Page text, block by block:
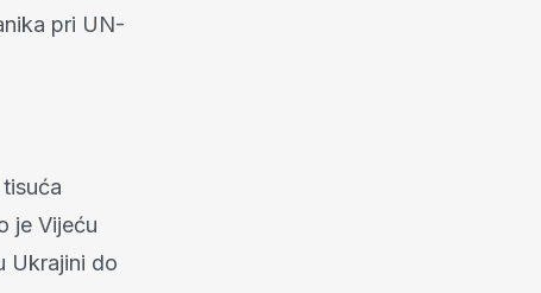
pri UN-
je Vijeću
Ukrajini do